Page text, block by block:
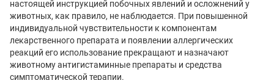
настоящей инструкцией побочных явлений и осложнений у
животных, как правило, не наблюдается. При повышенной
индивидуальной чувствительности к компонентам
лекарственного препарата и появлении аллергических
реакций его использование прекращают и назначают
животному антигистаминные препараты и средства
симптоматической терапии.